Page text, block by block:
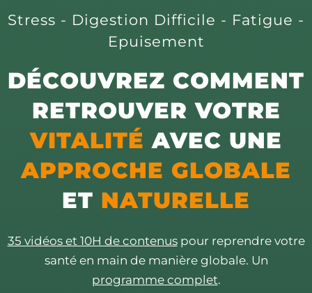
Stress - Digestion Difficile - Fatigue -
Epuisement
DÉCOUVREZ COMMENT
RETROUVER VOTRE
VITALITÉAVEC UNE
APPROCHE GLOBALE
ET NATURELLE
35 vidéos et 10H de contenuspour reprendre votre
santé en main de manière globale. Un
programme complet.